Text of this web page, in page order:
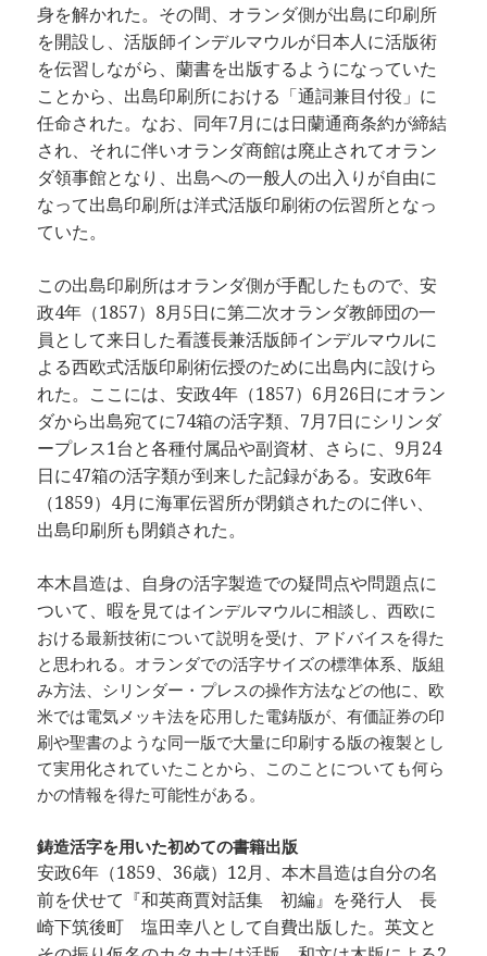
身を解かれた。その間、オランダ側が出島に印刷所
を開設し、活版師インデルマウルが日本人に活版術
を伝習しながら、蘭書を出版するようになっていた
ことから、出島印刷所における「通詞兼目付役」に
任命された。なお、同年7月には日蘭通商条約が締結
され、それに伴いオランダ商館は廃止されてオラン
ダ領事館となり、出島への一般人の出入りが自由に
なって出島印刷所は洋式活版印刷術の伝習所となっ
ていた。
この出島印刷所はオランダ側が手配したもので、安
政4年（1857）8月5日に第二次オランダ教師団の一
員として来日した看護長兼活版師インデルマウルに
よる西欧式活版印刷術伝授のために出島内に設けら
れた。ここには、安政4年（1857）6月26日にオラン
ダから出島宛てに74箱の活字類、7月7日にシリンダ
ープレス1台と各種付属品や副資材、さらに、9月24
日に47箱の活字類が到来した記録がある。安政6年
（1859）4月に海軍伝習所が閉鎖されたのに伴い、
出島印刷所も閉鎖された。
本木昌造は、自身の活字製造での疑問点や問題点に
ついて、暇を見てはインデルマウルに相談し、西欧に
おける最新技術について説明を受け、アドバイスを得た
と思われる。オランダでの活字サイズの標準体系、版組
み方法、シリンダー・プレスの操作方法などの他に、欧
米では電気メッキ法を応用した電鋳版が、有価証券の印
刷や聖書のような同一版で大量に印刷する版の複製とし
て実用化されていたことから、このことについても何ら
かの情報を得た可能性がある。
鋳造活字を用いた初めての書籍出版
安政6年（1859、36歳）12月、本木昌造は自分の名
前を伏せて『和英商賈対話集 初編』を発行人 長
崎下筑後町 塩田幸八として自費出版した。英文と